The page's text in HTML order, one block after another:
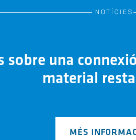
NOTÍCIES
sobre una
material
MÉS